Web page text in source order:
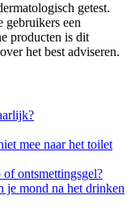
getest.
een
producten is dit
het best adviseren.
mee naar het toilet
of ontsmettingsgel?
je mond na het drinken